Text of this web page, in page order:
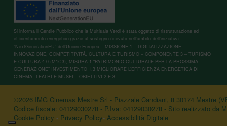
Si informa il Gentile Pubblico che la Multisala Verdi è stata oggetto di ristrutturazione ed
efficientamento energetico grazie al sostegno ricevuto nell’ambito dell’iniziativa
“NextGenerationEU” dell’Unione Europea – MISSIONE 1 – DIGITALIZZAZIONE,
INNOVAZIONE, COMPETITIVITÁ, CULTURA E TURISMO – COMPONENTE 3 – TURISMO
E CULTURA 4.0 (M1C3), MISURA 1 “PATRIMONIO CULTURALE PER LA PROSSIMA
GENERAZIONE” INVESTIMENTO 1.3 MIGLIORARE L’EFFICIENZA ENERGETICA DI
CINEMA, TEATRI E MUSEI – OBIETTIVI 2 E 3.
©2026 IMG Cinemas Mestre Srl - Piazzale Candiani, 8 30174 Mestre
Codice fiscale: 04129030278 - P.Iva: 04129030278 - Sito realizzato da
Cookie Policy - Privacy Policy- Accessibilità Digitale